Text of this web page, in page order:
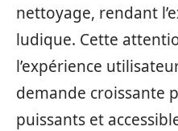
nettoyage, rendant
ludique. Cette
l’expérience
demande croissante
puissants et